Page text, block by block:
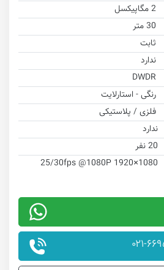
2 مگاپیکسل
30 متر
ثابت
ندارد
DWDR
رنگی - استارلایت
فلزی / پلاستیکی
ندارد
20 نفر
25/30fps @1080P 1920×1080